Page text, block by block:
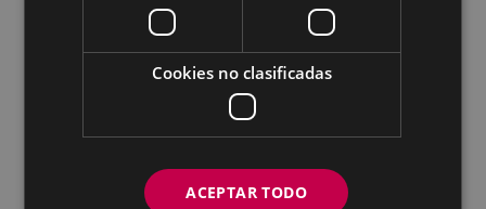
Cookies no clasificadas
ACEPTAR TODO